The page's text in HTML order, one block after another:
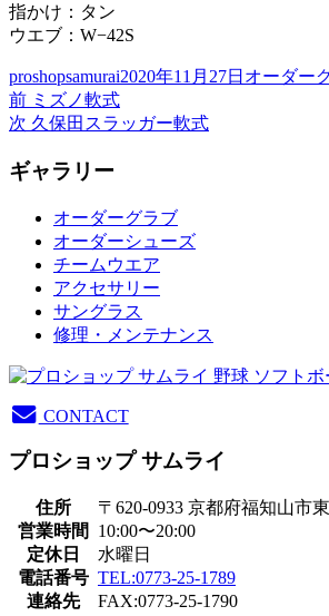
指かけ：タン
ウエブ：W−42S
投
稿
者
proshopsamurai投
稿
日:
2020年11月27日 カ
オーダー
投
稿
ナ
ン
前 前
の
稿:
ミズノ軟式
次 次
投
久保田スラッガー軟式
ギャラリー
オーダーグラブ
オーダーシューズ
チームウエア
アクセサリー
サングラス
修理・メンテナンス
CONTACT
プロショップ サムライ
住所
〒620-0933 京都府福知山市
営業時間
10:00〜20:00
定休日
水曜日
電話番号 TEL:0773-25-1789
連絡先
FAX:0773-25-1790